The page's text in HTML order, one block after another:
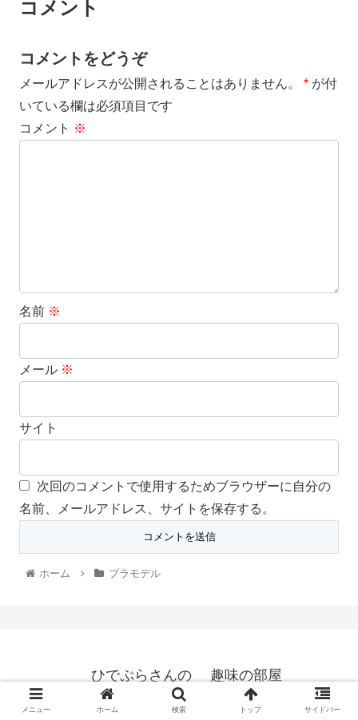
コメント
コメントをどうぞ
メールアドレスが公開されることはありません。 * が付
いている欄は必須項目です
コメント ※
名前 ※
メール ※
サイト
次回のコメントで使用するためブラウザーに自分の
名前、メールアドレス、サイトを保存する。
ホーム プラモデル
ひでぷらさんの 趣味の部屋
© 2021 ひでぷらさんの 趣味の部屋.
メニュー ホーム 検索 トップ サイドバー